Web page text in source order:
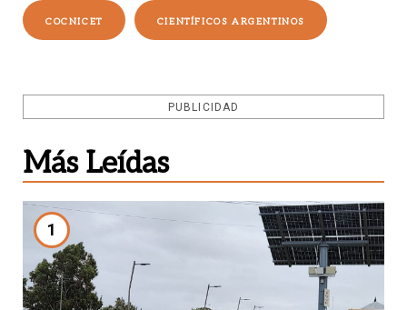
COCNICET CIENTÍFICOS ARGENTINOS
PUBLICIDAD
Más Leídas
1